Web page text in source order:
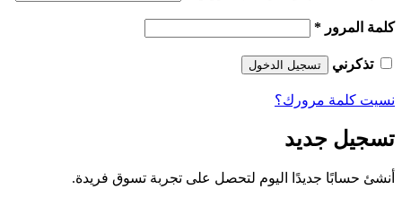
كلمة المرور *مطلوبة
تذكرني تسجيل الدخول
نسيت كلمة مرورك؟
تسجيل جديد
أنشئ حسابًا جديدًا اليوم لتحصل على تجربة تسوق فريدة.